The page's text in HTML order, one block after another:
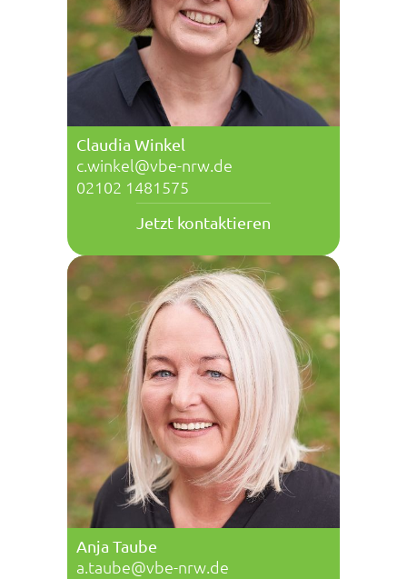
Claudia Winkel
c.winkel@vbe-nrw.de
02102 1481575
Jetzt kontaktieren
Anja Taube
a.taube@vbe-nrw.de